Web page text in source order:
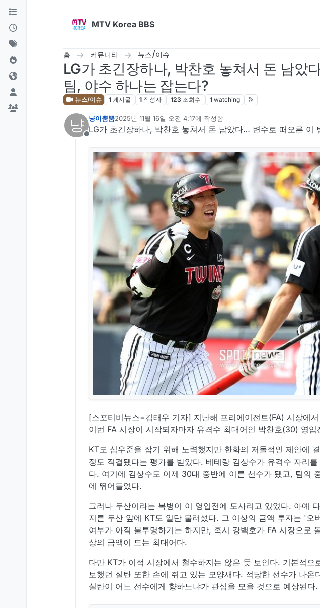
콘텐츠로 건너뛰기
MTV Korea BBS
홈 커뮤니티 뉴스/이슈
LG가 초긴장하나, 박찬호 놓쳐서 돈 남았
팀, 야수 하나는 잡는다?
뉴스/이슈 1 게시물 1 작성자 123 조회수 1 watching
냥
오프라인
냥이뿜뿜2025년 11월 16일 오전 4:17에 작성함
마지막 수정자:
LG가 초긴장하나, 박찬호 놓쳐서 돈 남았다… 변수로 떠오른 이
[스포티비뉴스=김태우 기자] 지난해 프리에이전트(FA) 시장에
이번 FA 시장이 시작되자마자 유격수 최대어인 박찬호(30) 영입
KT도 심우준을 잡기 위해 노력했지만 한화의 저돌적인 제안에
정도 직결됐다는 평가를 받았다. 베테랑 김상수가 유격수 자리
다. 여기에 김상수도 이제 30대 중반에 이른 선수가 됐고, 팀의
에 뛰어들었다.
그러나 두산이라는 복병이 이 영입전에 도사리고 있었다. 아예
지른 두산 앞에 KT도 일단 물러섰다. 그 이상의 금액 투자는 '
여부가 아직 불투명하기는 하지만, 혹시 강백호가 FA 시장으로
상의 금액이 드는 최대어다.
다만 KT가 이적 시장에서 철수하지는 않은 듯 보인다. 기본적
보했던 실탄 또한 손에 쥐고 있는 모양새다. 적당한 선수가 나
실탄이 어느 선수에게 향하느냐가 관심을 모을 것으로 예상된